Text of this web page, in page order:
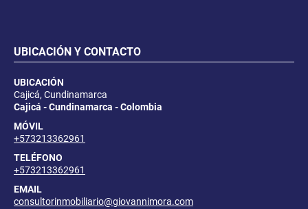
UBICACIÓN Y CONTACTO
UBICACIÓN
Cajicá, Cundinamarca
Cajicá - Cundinamarca - Colombia
MÓVIL
+573213362961
TELÉFONO
+573213362961
EMAIL
consultorinmobiliario@giovannimora.com